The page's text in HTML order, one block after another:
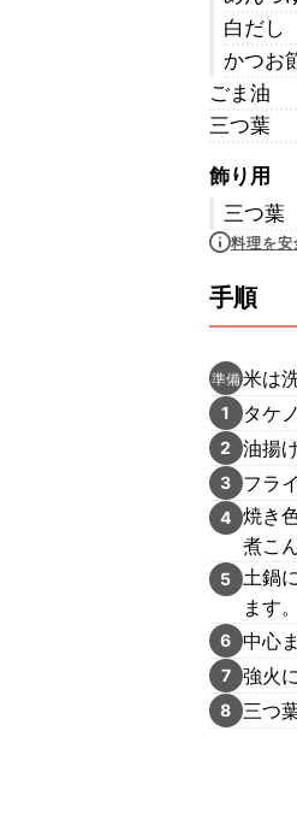
白だし
かつお
ごま油
三つ葉
飾り用
三つ葉
料理を
手順
準備米は
1 タケ
2 油揚
3 フラ
4 焼き
煮こ
5 土鍋
ます。
6 中心
7 強火
8 三つ